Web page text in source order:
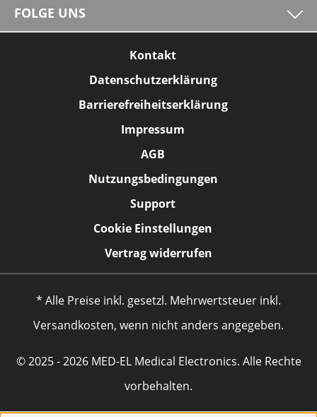
FOLGE UNS
Kontakt
Datenschutzerklärung
Barrierefreiheitserklärung
Impressum
AGB
Nutzungsbedingungen
Support
Cookie Einstellungen
Vertrag widerrufen
* Alle Preise inkl. gesetzl. Mehrwertsteuer inkl.
Versandkosten, wenn nicht anders angegeben.
© 2025 - 2026 MED-EL Medical Electronics. Alle Rechte
vorbehalten.